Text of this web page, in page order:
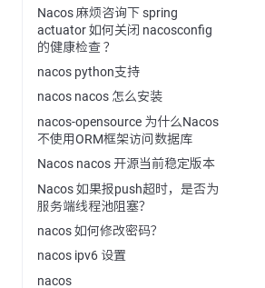
Nacos 麻烦咨询下 spring
actuator 如何关闭 nacosconfig
的健康检查 ？
nacos python支持
nacos nacos 怎么安装
nacos-opensource 为什么Nacos
不使用ORM框架访问数据库
Nacos nacos 开源当前稳定版本
Nacos 如果报push超时，是否为
服务端线程池阻塞？
nacos 如何修改密码？
nacos ipv6 设置
nacos